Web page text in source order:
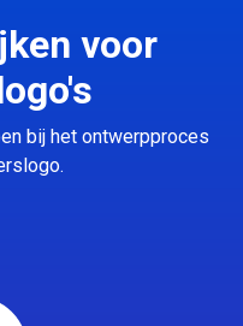
voor
bij het ontwerpproces